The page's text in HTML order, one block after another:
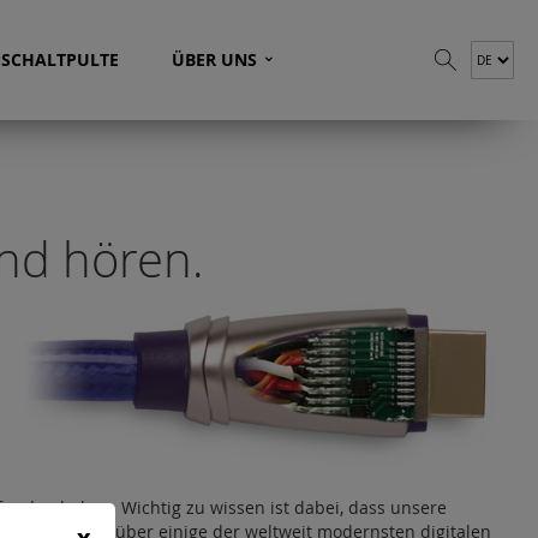
ÜBER UNS ⌄
hören.
haben. Wichtig zu wissen ist dabei, dass unsere
über einige der weltweit modernsten digitalen